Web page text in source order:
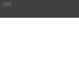
ОН